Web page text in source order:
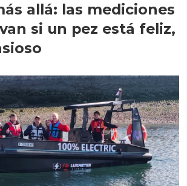
allá: las mediciones
si un pez está feliz,